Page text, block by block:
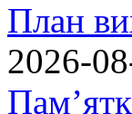
План
2026-